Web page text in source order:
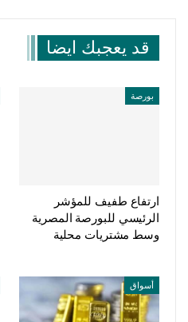
قد يعجبك ايضا
بورصة
ارتفاع طفيف للمؤشر
الرئيسي للبورصة المصرية
وسط مشتريات محلية
أسواق